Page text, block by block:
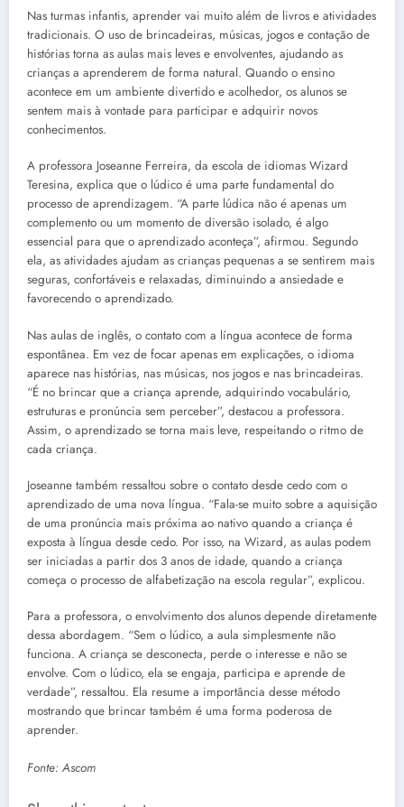
Nas turmas infantis, aprender vai muito além de livros e atividades
tradicionais. O uso de brincadeiras, músicas, jogos e contação de
histórias torna as aulas mais leves e envolventes, ajudando as
crianças a aprenderem de forma natural. Quando o ensino
acontece em um ambiente divertido e acolhedor, os alunos se
sentem mais à vontade para participar e adquirir novos
conhecimentos.
A professora Joseanne Ferreira, da escola de idiomas Wizard
Teresina, explica que o lúdico é uma parte fundamental do
processo de aprendizagem. “A parte lúdica não é apenas um
complemento ou um momento de diversão isolado, é algo
essencial para que o aprendizado aconteça”, afirmou. Segundo
ela, as atividades ajudam as crianças pequenas a se sentirem mais
seguras, confortáveis e relaxadas, diminuindo a ansiedade e
favorecendo o aprendizado.
Nas aulas de inglês, o contato com a língua acontece de forma
espontânea. Em vez de focar apenas em explicações, o idioma
aparece nas histórias, nas músicas, nos jogos e nas brincadeiras.
“É no brincar que a criança aprende, adquirindo vocabulário,
estruturas e pronúncia sem perceber”, destacou a professora.
Assim, o aprendizado se torna mais leve, respeitando o ritmo de
cada criança.
Joseanne também ressaltou sobre o contato desde cedo com o
aprendizado de uma nova língua. “Fala-se muito sobre a aquisição
de uma pronúncia mais próxima ao nativo quando a criança é
exposta à língua desde cedo. Por isso, na Wizard, as aulas podem
ser iniciadas a partir dos 3 anos de idade, quando a criança
começa o processo de alfabetização na escola regular”, explicou.
Para a professora, o envolvimento dos alunos depende diretamente
dessa abordagem. “Sem o lúdico, a aula simplesmente não
funciona. A criança se desconecta, perde o interesse e não se
envolve. Com o lúdico, ela se engaja, participa e aprende de
verdade”, ressaltou. Ela resume a importância desse método
mostrando que brincar também é uma forma poderosa de
aprender.
Fonte: Ascom